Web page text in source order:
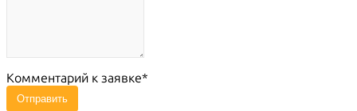
Комментарий к заявке
Отправить